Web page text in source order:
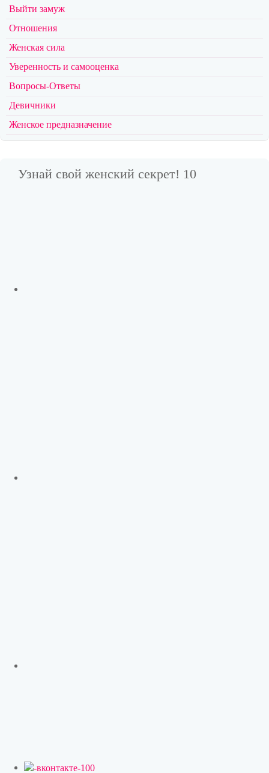
Выйти замуж
Отношения
Женская сила
Уверенность и самооценка
Вопросы-Ответы
Девичники
Женское предназначение
Узнай свой женский секрет! 10